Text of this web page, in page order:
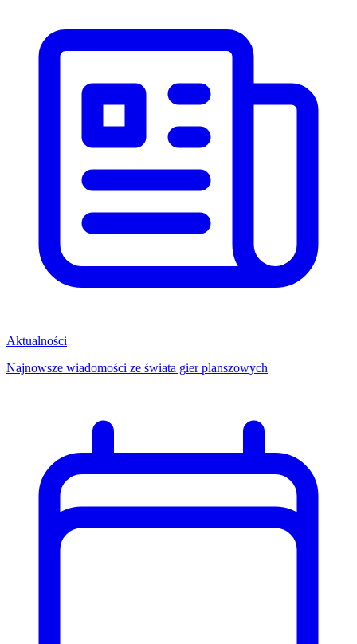
Aktualności
Najnowsze wiadomości ze świata gier planszowych